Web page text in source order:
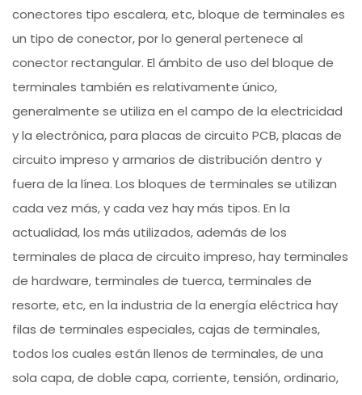
conectores tipo escalera, etc, bloque de terminales es
un tipo de conector, por lo general pertenece al
conector rectangular. El ámbito de uso del bloque de
terminales también es relativamente único,
generalmente se utiliza en el campo de la electricidad
y la electrónica, para placas de circuito PCB, placas de
circuito impreso y armarios de distribución dentro y
fuera de la línea. Los bloques de terminales se utilizan
cada vez más, y cada vez hay más tipos. En la
actualidad, los más utilizados, además de los
terminales de placa de circuito impreso, hay terminales
de hardware, terminales de tuerca, terminales de
resorte, etc, en la industria de la energía eléctrica hay
filas de terminales especiales, cajas de terminales,
todos los cuales están llenos de terminales, de una
sola capa, de doble capa, corriente, tensión, ordinario,